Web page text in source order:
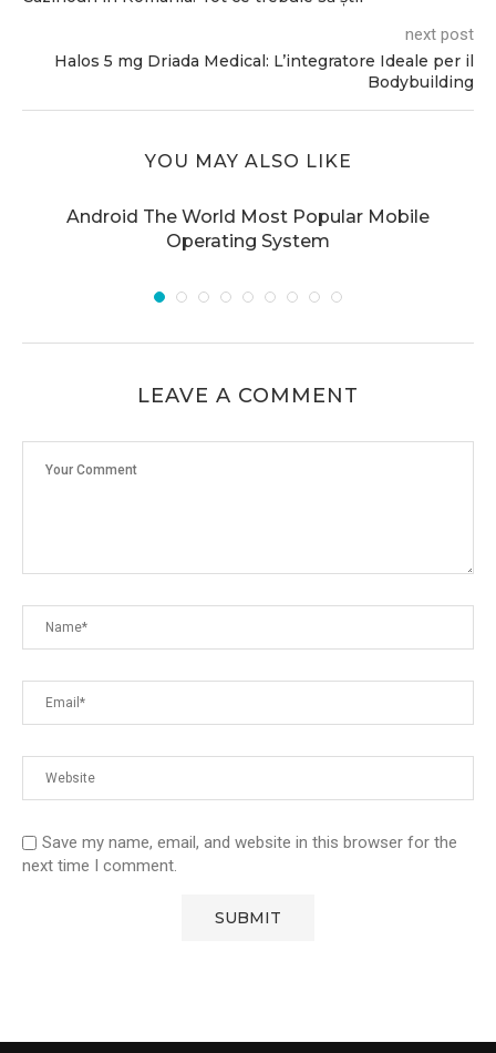
next post
Halos 5 mg Driada Medical: L’integratore Ideale per il
Bodybuilding
YOU MAY ALSO LIKE
Android The World Most Popular Mobile
Operating System
LEAVE A COMMENT
Save my name, email, and website in this browser for the
next time I comment.